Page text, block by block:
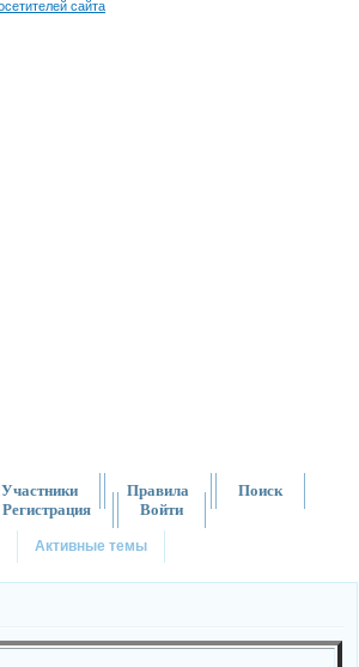
Участники Правила
Поиск
Регистрация
Войти
Активные темы